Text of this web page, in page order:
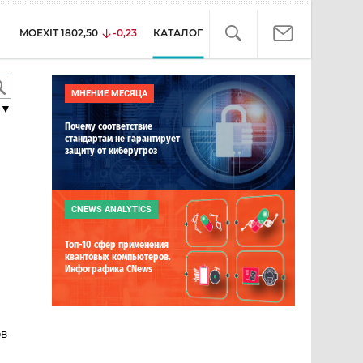
MOEXIT 1802,50 -0,23 КАТАЛОГ
МНЕНИЕ МЕСЯЦА
Почему соответствие
стандартам не гарантирует
защиту от киберугроз
CNEWS ANALYTICS
Топ-10 сфер применения
квантовых компьютеров.
Инфографика CNews